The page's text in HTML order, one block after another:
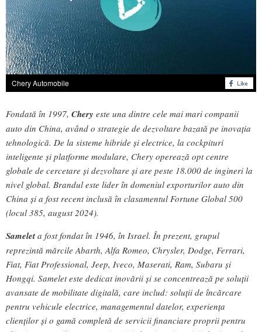
Chery Automobile
Fondată în 1997, Chery este una dintre cele mai mari companii
auto din China, având o strategie de dezvoltare bazată pe inovația
tehnologică. De la sisteme hibride și electrice, la cockpituri
inteligente și platforme modulare, Chery operează opt centre
globale de cercetare și dezvoltare și are peste 18.000 de ingineri la
nivel global. Brandul este lider în domeniul exporturilor auto din
China și a fost recent inclusă în clasamentul Fortune Global 500
(locul 385, august 2024).
Sameleta fost fondat în 1946, în Israel. În prezent, grupul
reprezintă mărcile Abarth, Alfa Romeo, Chrysler, Dodge, Ferrari,
Fiat, Fiat Professional, Jeep, Iveco, Maserati, Ram, Subaru și
Hongqi. Samelet este dedicat inovării și se concentrează pe soluții
avansate de mobilitate digitală, care includ: soluții de încărcare
pentru vehicule electrice, managementul datelor, experiența
clienților și o gamă completă de servicii financiare proprii pentru